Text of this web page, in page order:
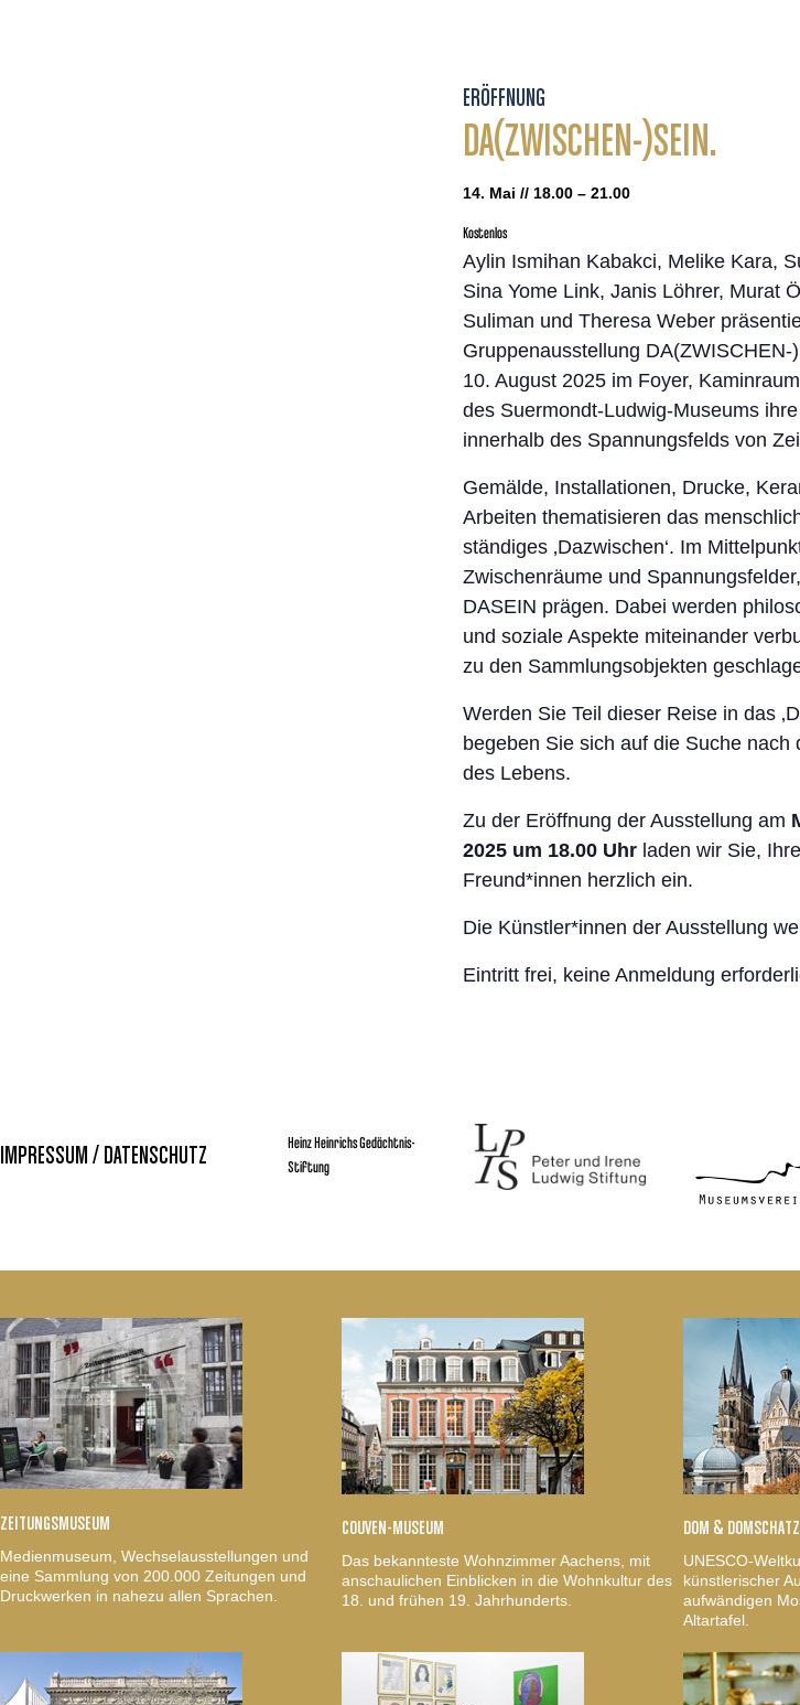
ERÖFFNUNG
DA(ZWISCHEN-)SEIN.
14. Mai // 18.00 – 21.00
Kostenlos
Aylin Ismihan Kabakci, Melike Kara,
Sina Yome Link, Janis Löhrer, Murat
Suliman und Theresa Weber
Gruppenausstellung
10. August 2025 im Foyer,
des Suermondt-Ludwig-Museums
innerhalb des Spannungsfelds von
Gemälde, Installationen, Drucke,
Arbeiten thematisieren das
ständiges ‚Dazwischen‘. Im
Zwischenräume und
DASEIN prägen. Dabei werden
und soziale Aspekte miteinander
zu den Sammlungsobjekten
Werden Sie Teil dieser Reise in das
begeben Sie sich auf die Suche nach
des Lebens.
Zu der Eröffnung der Ausstellung am
2025 um 18.00 Uhr laden wir Sie,
Freund*innen herzlich ein.
Die Künstler*innen der Ausstellung
Eintritt frei, keine Anmeldung
IMPRESSUM / DATENSCHUTZ
Heinz Heinrichs Gedächtnis-
Stiftung
ZEITUNGSMUSEUM
Medienmuseum, Wechselausstellungen und
eine Sammlung von 200.000 Zeitungen und
Druckwerken in nahezu allen Sprachen.
COUVEN-MUSEUM
Das bekannteste Wohnzimmer Aachens, mit
anschaulichen Einblicken in die Wohnkultur des
18. und frühen 19. Jahrhunderts.
DOM &
UNESCO-
künstlerischer
aufwändigen
Altartafel.